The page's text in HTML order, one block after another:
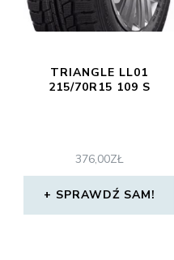
TRIANGLE LL01
215/70R15 109 S
376,00ZŁ
SPRAWDŹ SAM!